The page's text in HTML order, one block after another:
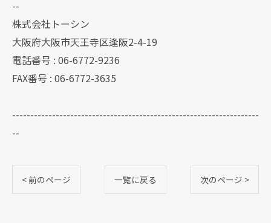
--
株式会社トーシン
大阪府大阪市天王寺区逢阪2-4-19
電話番号 : 06-6772-9236
FAX番号 : 06-6772-3635
--------------------------------------------------------------------
--
< 前のページ 一覧に戻る 次のページ >